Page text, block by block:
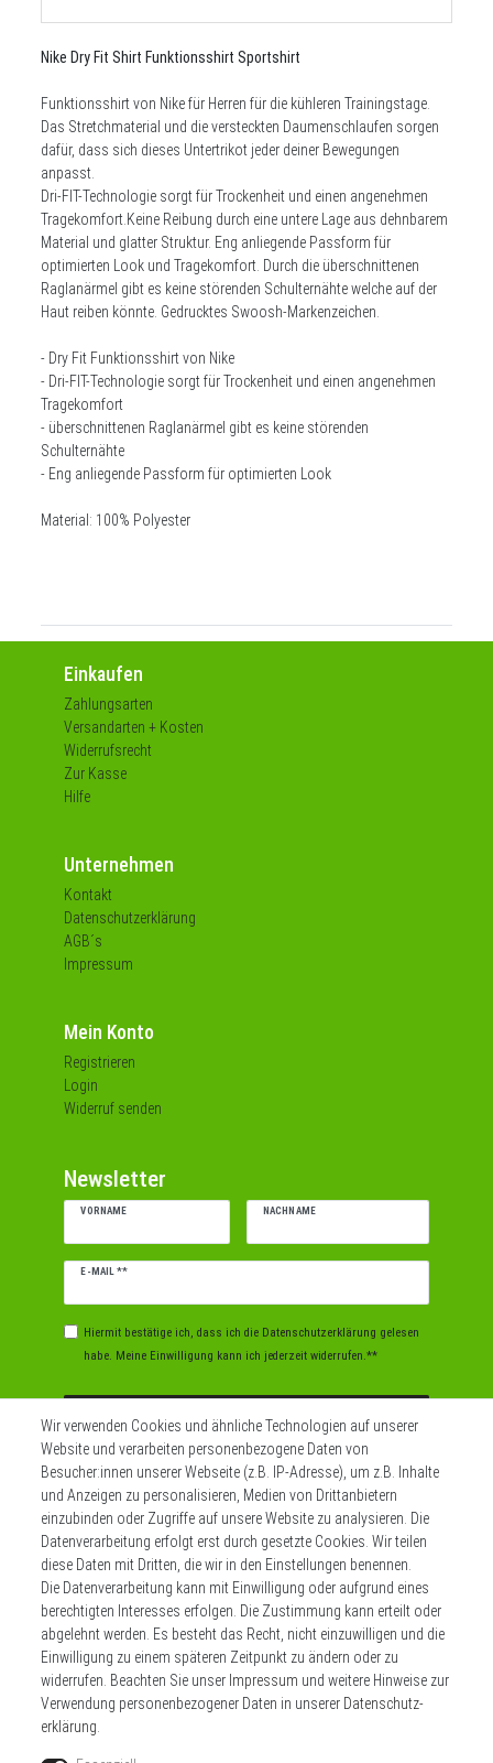
Nike Dry Fit Shirt Funktionsshirt Sportshirt
Funktionsshirt von Nike für Herren für die kühleren Trainingstage.
Das Stretchmaterial und die versteckten Daumenschlaufen sorgen
dafür, dass sich dieses Untertrikot jeder deiner Bewegungen
anpasst.
Dri-FIT-Technologie sorgt für Trockenheit und einen angenehmen
Tragekomfort.Keine Reibung durch eine untere Lage aus dehnbarem
Material und glatter Struktur. Eng anliegende Passform für
optimierten Look und Tragekomfort. Durch die überschnittenen
Raglanärmel gibt es keine störenden Schulternähte welche auf der
Haut reiben könnte. Gedrucktes Swoosh-Markenzeichen.
- Dry Fit Funktionsshirt von Nike
- Dri-FIT-Technologie sorgt für Trockenheit und einen angenehmen
Tragekomfort
- überschnittenen Raglanärmel gibt es keine störenden
Schulternähte
- Eng anliegende Passform für optimierten Look
Material: 100% Polyester
Einkaufen
Zahlungsarten
Versandarten + Kosten
Widerrufsrecht
Zur Kasse
Hilfe
Unternehmen
Kontakt
Datenschutzerklärung
AGB´s
Impressum
Mein Konto
Registrieren
Login
Widerruf senden
Newsletter
VORNAME NACHNAME
E-MAIL **
Newsletter
Hiermit bestätige ich, dass ich die Daten­schutz­erklärung gelesen
habe. Meine Einwilligung kann ich jederzeit widerrufen.**
** Hierbei handelt es sich um ein Pflichtfeld.
Widerrufs­recht Impressum
Daten­schutz­erklärung AGB Kontakt
Zahlen sie bequem per
Wir verwenden Cookies und ähnliche Technologien auf unserer
Website und verarbeiten personenbezogene Daten von
Besucher:innen unserer Webseite (z.B. IP-Adresse), um z.B. Inhalte
und Anzeigen zu personalisieren, Medien von Drittanbietern
einzubinden oder Zugriffe auf unsere Website zu analysieren. Die
Datenverarbeitung erfolgt erst durch gesetzte Cookies. Wir teilen
diese Daten mit Dritten, die wir in den Einstellungen benennen.
Die Datenverarbeitung kann mit Einwilligung oder aufgrund eines
berechtigten Interesses erfolgen. Die Zustimmung kann erteilt oder
abgelehnt werden. Es besteht das Recht, nicht einzuwilligen und die
Einwilligung zu einem späteren Zeitpunkt zu ändern oder zu
widerrufen. Beachten Sie unser Impressum und weitere Hinweise zur
Verwendung personenbezogener Daten in unserer Daten­schutz­
erklärung